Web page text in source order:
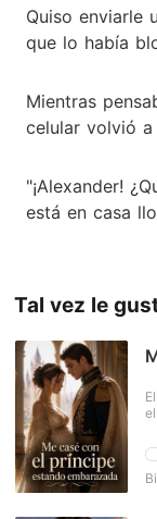
Quiso enviarle
que lo había
Mientras
celular volvió a
"¡Alexander!
está en casa
Tal vez le